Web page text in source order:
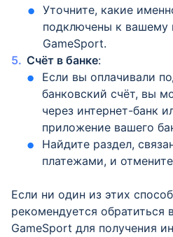
Уточните, какие
подключены к вашему
GameSport.
Счёт в банке:
Если вы оплачивали
банковский счёт, вы
через интернет-банк
приложение вашего
Найдите раздел,
платежами, и
Если ни один из этих
рекомендуется
GameSport для получения